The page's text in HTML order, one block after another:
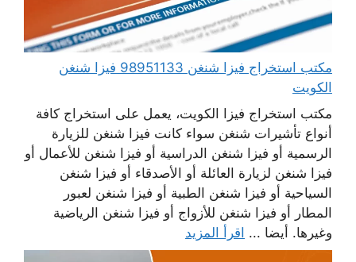
مكتب استخراج فيزا شنغن 98951133 فيزا شنغن
الكويت
مكتب استخراج فيزا الكويت، يعمل على استخراج كافة
أنواع تأشيرات شنغن سواء كانت فيزا شنغن للزيارة
الرسمية أو فيزا شنغن الدراسية أو فيزا شنغن للأعمال أو
فيزا شنغن لزيارة العائلة أو الأصدقاء أو فيزا شنغن
السياحية أو فيزا شنغن الطبية أو فيزا شنغن لعبور
المطار أو فيزا شنغن للأزواج أو فيزا شنغن الرياضية
وغيرها. أيضا ... اقرأ المزيد